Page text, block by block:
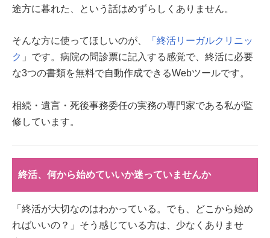
途方に暮れた、という話はめずらしくありません。
そんな方に使ってほしいのが、
「終活リーガルクリニッ
ク 」です。病院の問診票に記入する感覚で、終活に必要
な3つの書類を無料で自動作成できるWebツールです。
相続・遺言・死後事務委任の実務の専門家である私が監
修しています。
終活、何から始めていいか迷っていませんか
「終活が大切なのはわかっている。でも、どこから始め
ればいいの？」そう感じている方は、少なくありませ